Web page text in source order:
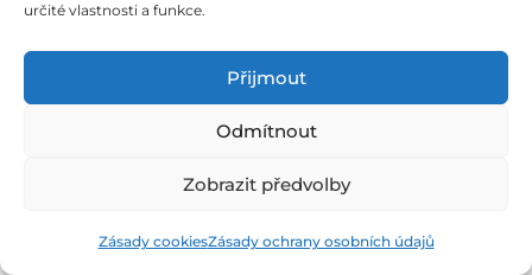
určité vlastnosti a funkce.
Přijmout
Odmítnout
Zobrazit předvolby
Zásady cookiesZásady ochrany osobních údajů
doporučuji!